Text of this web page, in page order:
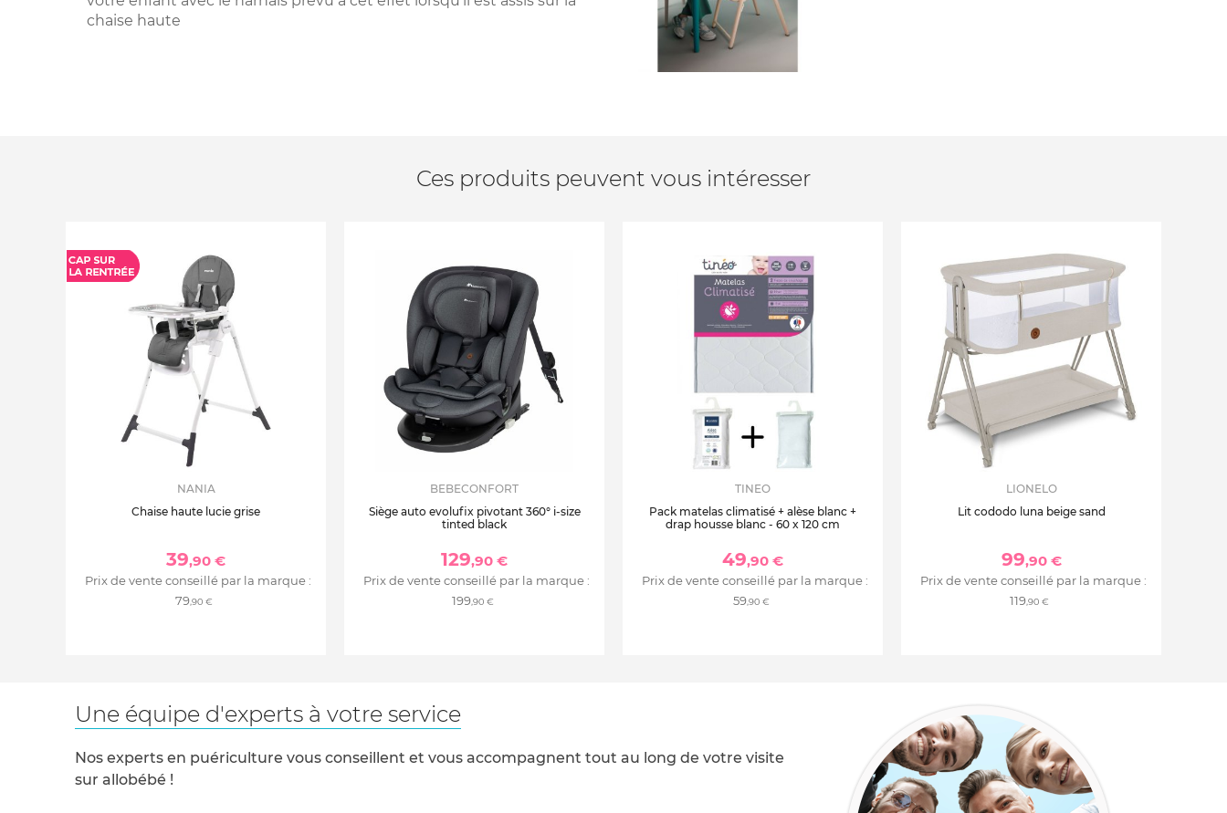
chaise haute
Ces produits peuvent vous intéresser
NANIA
Chaise haute lucie grise
39,90 €
Prix de vente conseillé par la marque :
79,90 €
BEBECONFORT
Siège auto evolufix pivotant 360° i-size
tinted black
129,90 €
Prix de vente conseillé par la marque :
199,90 €
TINEO
Pack matelas climatisé + alèse blanc +
drap housse blanc - 60 x 120 cm
49,90 €
Prix de vente conseillé par la marque :
59,90 €
LIONELO
Lit cododo luna beige sand
99,90 €
Prix de vente conseillé par la marque :
119,90 €
Une équipe d'experts à votre service
Nos experts en puériculture vous conseillent et vous accompagnent tout au long de votre visite
sur allobébé !